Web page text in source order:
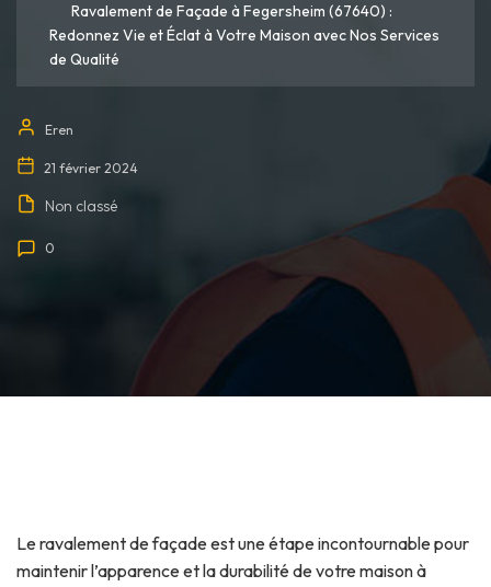
Ravalement de Façade à Fegersheim (67640) :
Redonnez Vie et Éclat à Votre Maison avec Nos Services
de Qualité
Eren
21 février 2024
Non classé
0
Le ravalement de façade est une étape incontournable pour
maintenir l’apparence et la durabilité de votre maison à